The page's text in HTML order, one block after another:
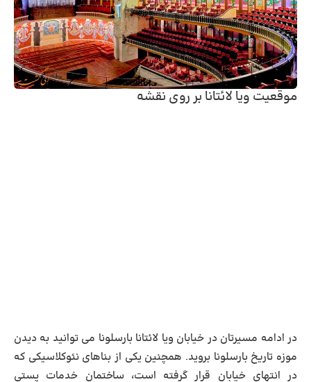
موقعیت ویا لائتانا بر روی نقشه
در ادامه مسیرتان در خیابان ویا لائتانا بارسلونا می توانید به دیدن
موزه تاریخ بارسلونا بروید. همچنین یکی از بناهای نئوکلاسیکی که
در انتهای خیابان قرار گرفته است، ساختمان خدمات پستی